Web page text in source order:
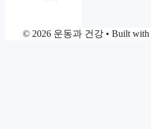
© 2026 운동과 건강 • Built with